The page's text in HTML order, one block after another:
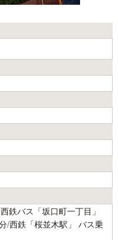
鉄バス「坂口町一丁目」
/西鉄「桜並木駅」 バス乗